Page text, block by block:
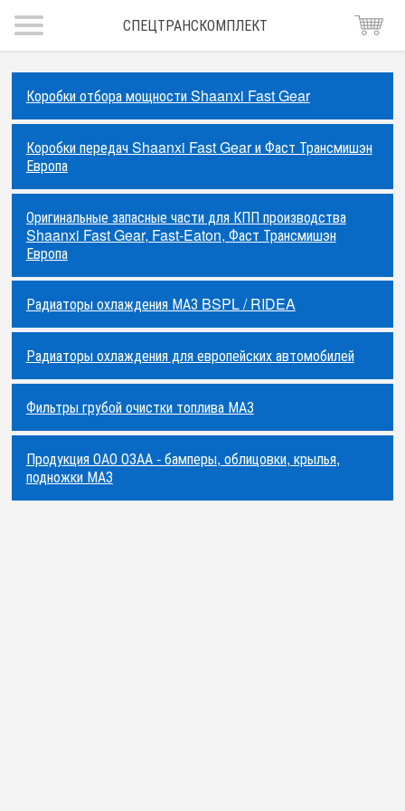
СПЕЦТРАНСКОМПЛЕКТ
Коробки отбора мощности Shaanxi Fast Gear
Коробки передач Shaanxi Fast Gear и Фаст Трансмишэн
Европа
Оригинальные запасные части для КПП производства
Shaanxi Fast Gear, Fast-Eaton, Фаст Трансмишэн
Европа
Радиаторы охлаждения МАЗ BSPL / RIDEA
Радиаторы охлаждения для европейских автомобилей
Фильтры грубой очистки топлива МАЗ
Продукция ОАО ОЗАА - бамперы, облицовки, крылья,
подножки МАЗ